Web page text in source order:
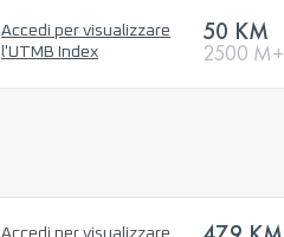
Accedi per visualizzare
l'UTMB Index
50 KM
2500 M+
Accedi per visualizzare